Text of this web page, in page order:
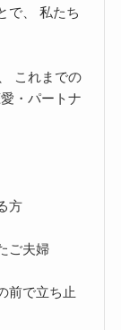
で、 私たち
これまでの
・パートナ
方
ご夫婦
前で立ち止